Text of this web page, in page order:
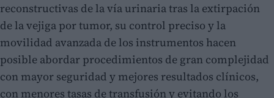
reconstructivas de la vía urinaria tras la extirpación
de la vejiga por tumor, su control preciso y la
movilidad avanzada de los instrumentos hacen
posible abordar procedimientos de gran complejidad
con mayor seguridad y mejores resultados clínicos,
con menores tasas de transfusión y evitando los